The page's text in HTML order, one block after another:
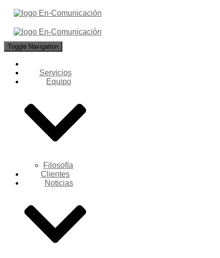
Toggle Navigation
Servicios
Equipo
Filosofía
Clientes
Noticias